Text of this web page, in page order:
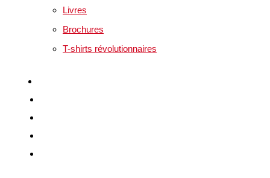
Livres
Brochures
T-shirts révolutionnaires